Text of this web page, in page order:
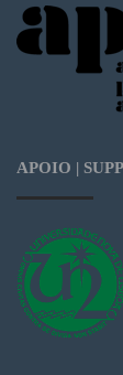
APOIO |